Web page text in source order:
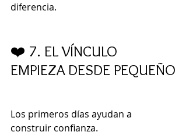
diferencia.
❤️ 7. EL VÍNCULO
EMPIEZA DESDE PEQUEÑO
Los primeros días ayudan a
construir confianza.